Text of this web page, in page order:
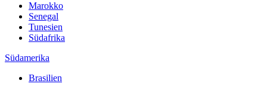
Marokko
Senegal
Tunesien
Südafrika
Südamerika
Brasilien